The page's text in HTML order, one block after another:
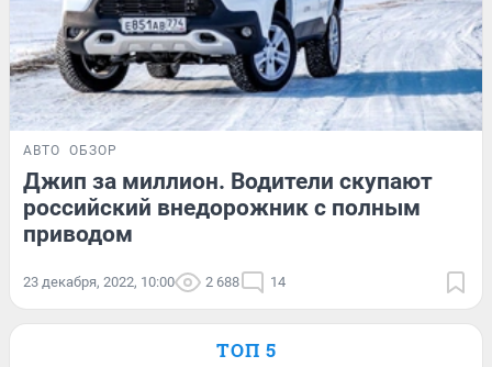
АВТО ОБЗОР
Джип за миллион. Водители скупают
российский внедорожник с полным
приводом
23 декабря, 2022, 10:00 2 688 14
ТОП 5